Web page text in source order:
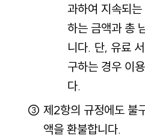
과하여 지속되
하는 금액과 총
니다. 단, 유료
구하는 경우 이
다.
제2항의 규정에도 불
액을 환불합니다.